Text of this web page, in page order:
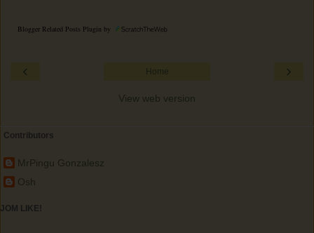
Blogger Related Posts Plugin by
‹ ›
Home
View web version
Contributors
MrPingu Gonzalesz
Osh
JOM LIKE!